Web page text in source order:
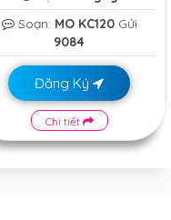
Soạn: MO KC120Gửi
9084
Đăng Ký
Chi tiết